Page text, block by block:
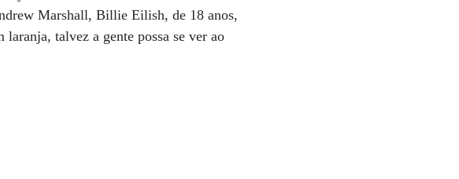
Marshall, Billie Eilish, de 18 anos,
talvez a gente possa se ver ao